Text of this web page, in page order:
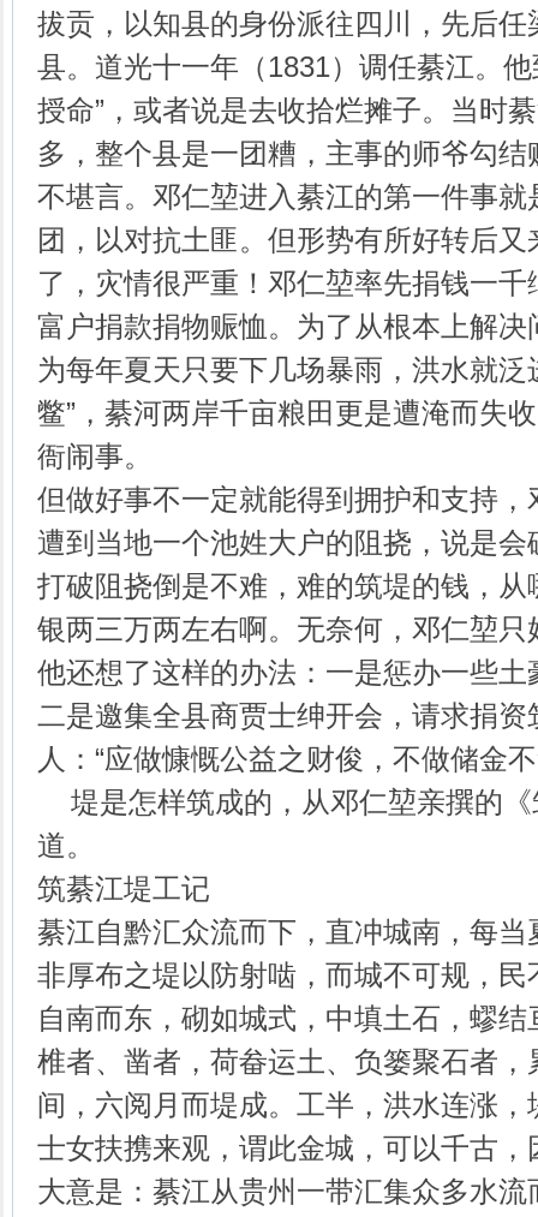
拔贡，以知县的身份派往四川，先后
县。道光十一年（1831）调任綦江。
授命”，或者说是去收拾烂摊子。当时
多，整个县是一团糟，主事的师爷勾
不堪言。邓仁堃进入綦江的第一件事
团，以对抗土匪。但形势有所好转后
了，灾情很严重！邓仁堃率先捐钱一
富户捐款捐物赈恤。为了从根本上解
为每年夏天只要下几场暴雨，洪水就泛
鳖”，綦河两岸千亩粮田更是遭淹而失
衙闹事。
但做好事不一定就能得到拥护和支持
遭到当地一个池姓大户的阻挠，说是会
打破阻挠倒是不难，难的筑堤的钱，
银两三万两左右啊。无奈何，邓仁堃
他还想了这样的办法：一是惩办一些
二是邀集全县商贾士绅开会，请求捐
人：“应做慷慨公益之财俊，不做储金
堤是怎样筑成的，从邓仁堃亲撰的《
道。
筑綦江堤工记
綦江自黔汇众流而下，直冲城南，每
非厚布之堤以防射啮，而城不可规，
自南而东，砌如城式，中填土石，蟉
椎者、凿者，荷畚运土、负篓聚石者
间，六阅月而堤成。工半，洪水连涨
士女扶携来观，谓此金城，可以千古，
大意是：綦江从贵州一带汇集众多水